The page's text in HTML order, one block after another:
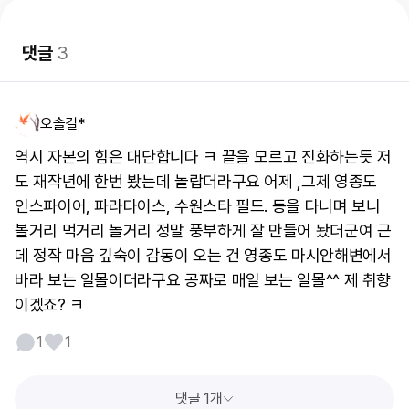
댓글3
오솔길*
역시 자본의 힘은 대단합니다 ㅋ 끝을 모르고 진화하는듯 저
도 재작년에 한번 봤는데 놀랍더라구요 어제 ,그제 영종도
인스파이어, 파라다이스, 수원스타 필드. 등을 다니며 보니
볼거리 먹거리 놀거리 정말 풍부하게 잘 만들어 놨더군여 근
데 정작 마음 깊숙이 감동이 오는 건 영종도 마시안해변에서
바라 보는 일몰이더라구요 공짜로 매일 보는 일몰^^ 제 취향
이겠죠? ㅋ
1 1
댓글 1개